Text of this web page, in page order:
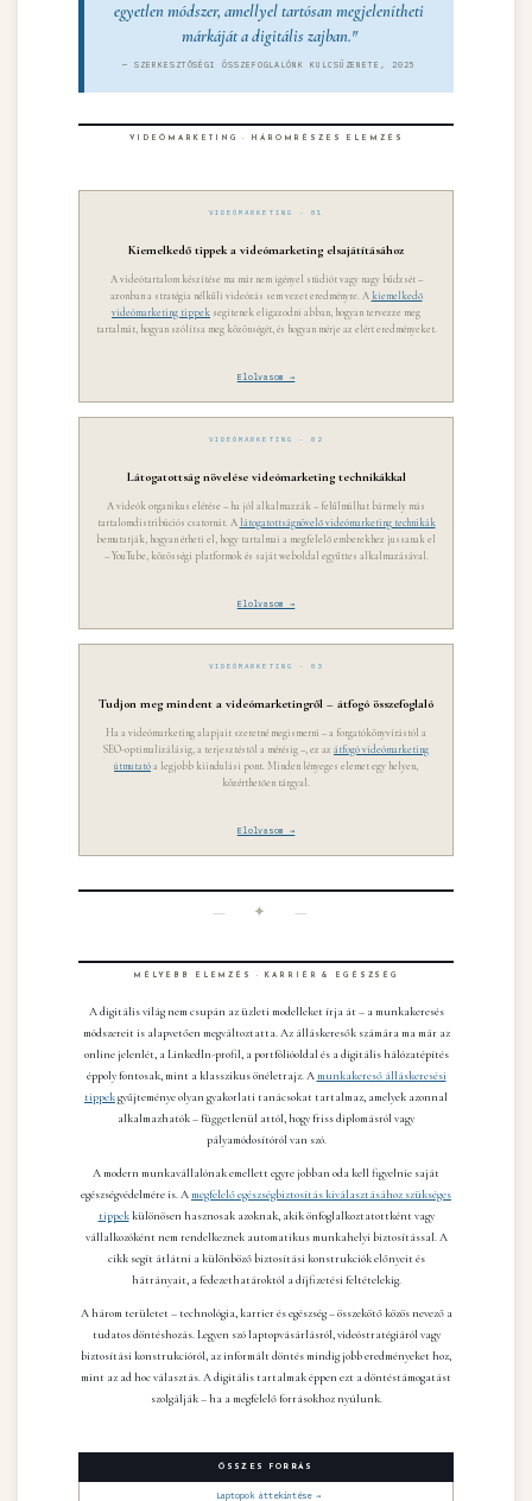
egyetlen módszer, amellyel tartósan megjelenítheti
márkáját a digitális zajban."
— SZERKESZTŐSÉGI ÖSSZEFOGLALÓNK KULCSÜZENETE, 2025
VIDEÓMARKETING · HÁROMRÉSZES ELEMZÉS
VIDEÓMARKETING · 01
Kiemelkedő tippek a videómarketing elsajátításához
A videótartalom készítése ma már nem igényel stúdiót vagy nagy büdzsét –
azonban a stratégia nélküli videózás sem vezet eredményre. A kiemelkedő
videómarketing tippek segítenek eligazodni abban, hogyan tervezze meg
tartalmát, hogyan szólítsa meg közönségét, és hogyan mérje az elért eredményeket.
Elolvasom →
VIDEÓMARKETING · 02
Látogatottság növelése videómarketing technikákkal
A videók organikus elérése – ha jól alkalmazzák – felülmúlhat bármely más
tartalomdistribúciós csatornát. A látogatottságnövelő videómarketing technikák
bemutatják, hogyan érheti el, hogy tartalmai a megfelelő emberekhez jussanak el
– YouTube, közösségi platformok és saját weboldal együttes alkalmazásával.
Elolvasom →
VIDEÓMARKETING · 03
Tudjon meg mindent a videómarketingről – átfogó összefoglaló
Ha a videómarketing alapjait szeretné megismerni – a forgatókönyvírástól a
SEO-optimalizálásig, a terjesztéstől a mérésig –, ez az átfogó videómarketing
útmutató a legjobb kiindulási pont. Minden lényeges elemet egy helyen,
közérthetően tárgyal.
Elolvasom →
— ✦ —
MÉLYEBB ELEMZÉS · KARRIÉR & EGÉSZSÉG
A digitális világ nem csupán az üzleti modelleket írja át – a munkakeresés
módszereit is alapvetően megváltoztatta. Az álláskeresők számára ma már az
online jelenlét, a LinkedIn-profil, a portfólióoldal és a digitális hálózatépítés
éppoly fontosak, mint a klasszikus önéletrajz. Amunkakereső álláskeresési
tippekgyűjteménye olyan gyakorlati tanácsokat tartalmaz, amelyek azonnal
alkalmazhatók – függetlenül attól, hogy friss diplomásról vagy
pályamódosítóról van szó.
A modern munkavállalónak emellett egyre jobban oda kell figyelnie saját
egészségvédelmére is. Amegfelelő egészségbiztosítás kiválasztásához szükséges
tippekkülönösen hasznosak azoknak, akik önfoglalkoztatottként vagy
vállalkozóként nem rendelkeznek automatikus munkahelyi biztosítással. A
cikk segít átlátni a különböző biztosítási konstrukciók előnyeit és
hátrányait, a fedezethatároktól a díjfizetési feltételekig.
A három területet – technológia, karrier és egészség – összekötő közös nevező a
tudatos döntéshozás. Legyen szó laptopvásárlásról, videóstratégiáról vagy
biztosítási konstrukcióról, az informált döntés mindig jobb eredményeket hoz,
mint az ad hoc választás. A digitális tartalmak éppen ezt a döntéstámogatást
szolgálják – ha a megfelelő forrásokhoz nyúlunk.
ÖSSZES FORRÁS
Laptopok áttekintése →